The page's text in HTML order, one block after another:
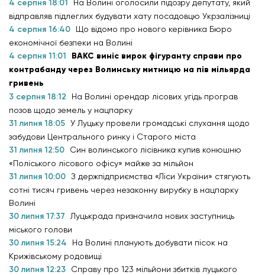
4 серпня 18:01
На Волині оголосили підозру депутату, який
відправляв підлеглих будувати хату посадовцю Укрзалізниці
4 серпня 16:40
Що відомо про нового керівника Бюро
економічної безпеки на Волині
4 серпня 11:01
ВАКС виніс вирок фігуранту справи про
контрабанду через Волинську митницю на пів мільярда
гривень
3 серпня 18:12
На Волині орендар лісових угідь програв
позов щодо земель у нацпарку
31 липня 18:05 У Луцьку провели громадські слухання щодо
забудови Центрального ринку і Старого міста
31 липня 12:50
Син волинського лісівника купив конюшню
«Поліського лісового офісу» майже за мільйон
31 липня 10:00 З держпідприємства «Ліси України» стягують
сотні тисяч гривень через незаконну вирубку в нацпарку
Волині
30 липня 17:37
Луцькрада призначила нових заступниць
міського голови
30 липня 15:24
На Волині планують добувати пісок на
Крижівському родовищі
30 липня 12:23
Справу про 123 мільйони збитків луцького